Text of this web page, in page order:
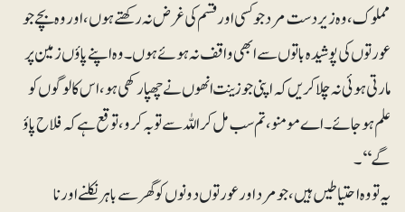
مملوک، وہ زیردست مرد جو کسی اور قسم کی غرض نہ رکھتے ہوں، اور وہ بچے جو
عورتوں کی پوشیدہ باتوں سے ابھی واقف نہ ہوئے ہوں۔ وہ ا پنے پاؤں زمین پر
مارتی ہوئی نہ چلا کریں کہ اپنی جو زینت انھوں نے چھپا رکھی ہو، اس کا لوگوں کو
علم ہو جائے۔ اے مومنو، تم سب مل کر اللہ سے توبہ کرو، توقع ہے کہ فلاح پاؤ
گے‘‘۔
یہ تو وہ احتیاطیں ہیں، جو مرد اور عورتوں دونوں کو گھر سے باہر نکلنے اور نا